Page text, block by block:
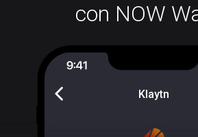
con NOW
Klaytn